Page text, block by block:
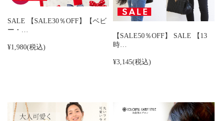
SALE 【SALE30％OFF】【ベビ
ー・…
¥1,980(税込)
【SALE50％OFF】 SALE 【13
時…
¥3,145(税込)